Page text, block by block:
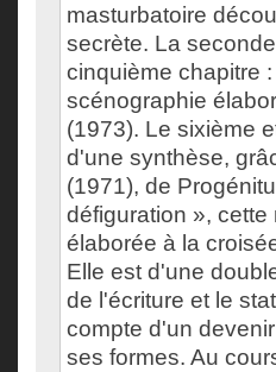
masturbatoire
secrète. La
cinquième chapitre
scénographie
(1973). Le sixième
d'une synthèse,
(1971), de
défiguration »,
élaborée à la
Elle est d'une
de l'écriture et le
compte d'un
ses formes. Au